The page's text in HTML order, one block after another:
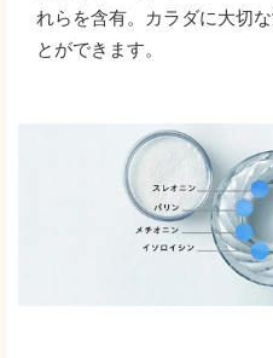
れらを含有。カラダに大切
とができます。